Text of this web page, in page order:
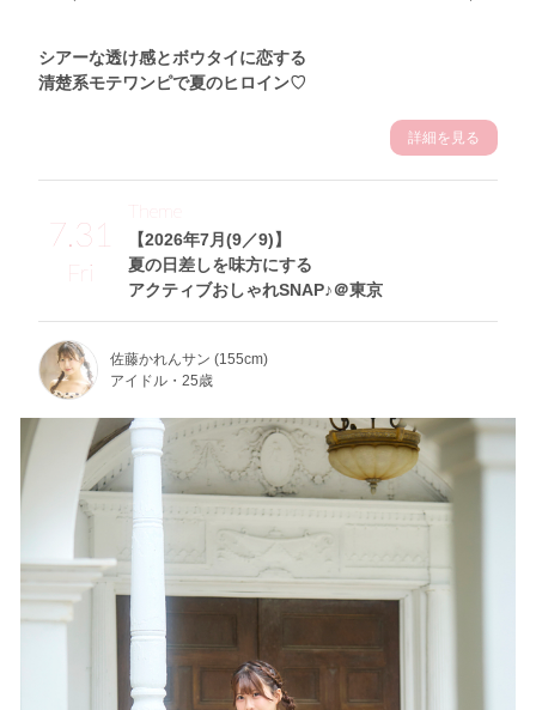
シアーな透け感とボウタイに恋する
清楚系モテワンピで夏のヒロイン♡
詳細を見る
7.31
Fri
【2026年7月(9／9)】
夏の日差しを味方にする
アクティブおしゃれSNAP♪＠東京
Theme
佐藤かれんサン (155cm)
アイドル・25歳